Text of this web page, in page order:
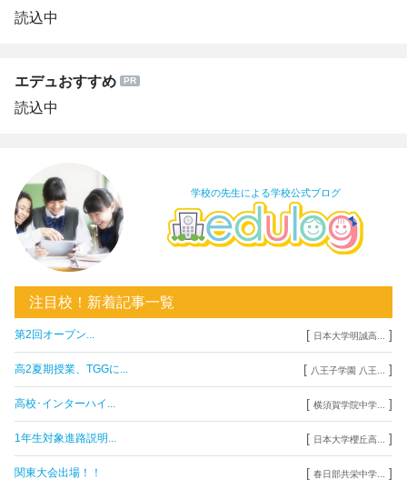
読込中
エデュおすすめ
読込中
学校の先生による学校公式ブログ
注目校！新着記事一覧
第2回オープン... [ 日本大学明誠高... ]
高2夏期授業、TGGに... [ 八王子学園 八王... ]
高校･インターハイ... [ 横須賀学院中学... ]
1年生対象進路説明... [ 日本大学櫻丘高... ]
関東大会出場！！ [ 春日部共栄中学... ]